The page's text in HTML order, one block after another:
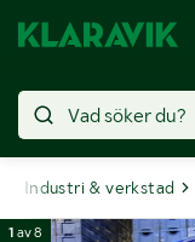
Industri & verkstad
1 av8